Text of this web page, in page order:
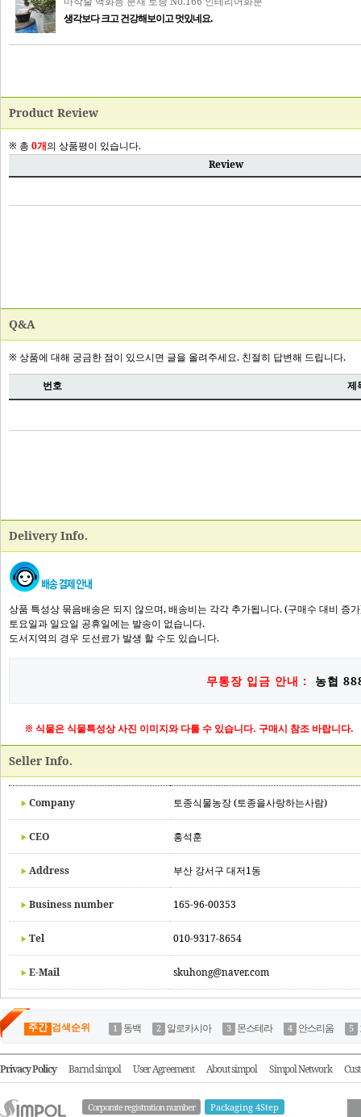
Product Review
Q&A
Delivery Info.
상품 특성상 묶음배송은 되지 않으며, 배송비는 각각 추가됩니다. (구매수 대비 증
토요일과 일요일 공휴일에는 발송이 없습니다.
도서지역의 경우 도선료가 발생 할 수도 있습니다.
무통장 입금 안내 : 농협
※ 식물은 식물특성상 사진 이미지와 다를 수 있습니다. 구매시 참조 바랍니다.
Seller Info.
Company 토종식물농장 (토종을사랑하는사람)
CEO 홍석훈
Address 부산 강서구 대저1동
Business number 165-96-00353
Tel 010-9317-8654
E-Mail skuhong@naver.com
주간 검색순위 동백 알로카시아 몬스테라 안스리움
Privacy Policy Barnd simpol User Agreement About simpol Simpol Network
Corporate registration number Packaging 4Step